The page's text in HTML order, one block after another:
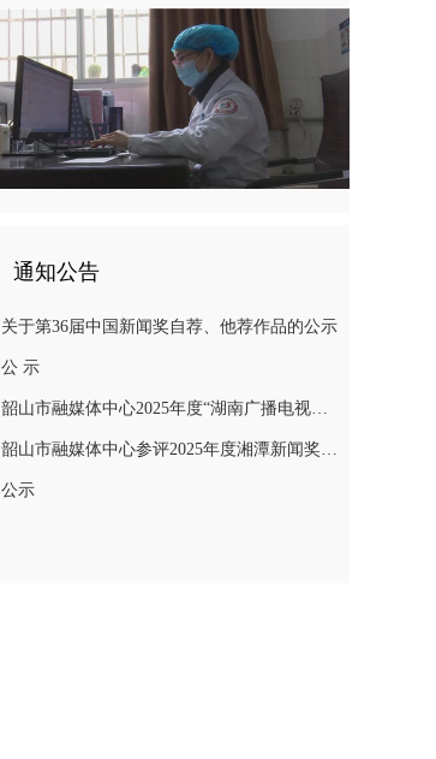
通知公告
关于第36届中国新闻奖自荐、他荐作品的公示
公 示
韶山市融媒体中心2025年度“湖南广播电视奖”县融专项奖参评作品公示
韶山市融媒体中心参评2025年度湘潭新闻奖评选作品公示
公示